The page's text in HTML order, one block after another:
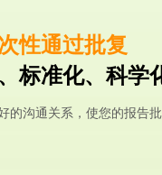
性通过批复
标准化、科学
的沟通关系，使您的报告